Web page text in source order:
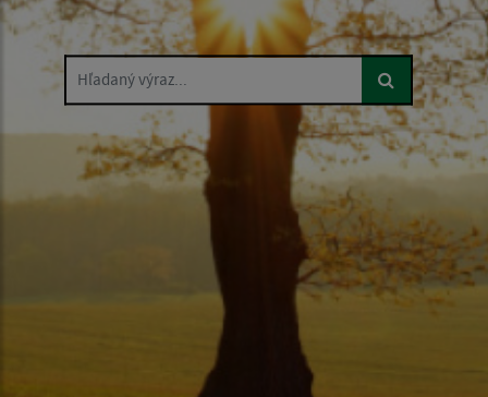
Hľadaný výraz...